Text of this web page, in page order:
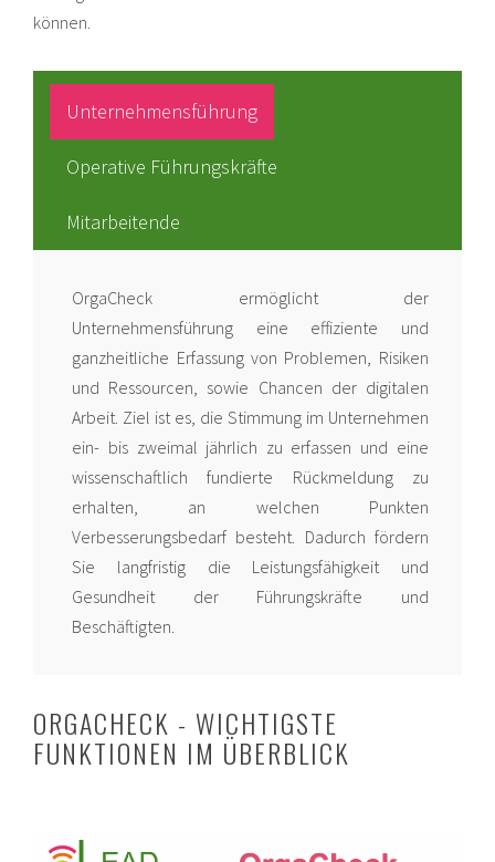
können.
Unternehmensführung
Operative Führungskräfte
Mitarbeitende
OrgaCheck ermöglicht der
Unternehmensführung eine effiziente und
ganzheitliche Erfassung von Problemen, Risiken
und Ressourcen, sowie Chancen der digitalen
Arbeit. Ziel ist es, die Stimmung im Unternehmen
ein- bis zweimal jährlich zu erfassen und eine
wissenschaftlich fundierte Rückmeldung zu
erhalten, an welchen Punkten
Verbesserungsbedarf besteht. Dadurch fördern
Sie langfristig die Leistungsfähigkeit und
Gesundheit der Führungskräfte und
Beschäftigten.
ORGACHECK - WICHTIGSTE
FUNKTIONEN IM ÜBERBLICK